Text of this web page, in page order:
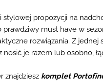
stylowej propozycji na
prawdziwy must have w
rozwiązania. Z jednej
nosić je razem lub osobno,
znajdziesz komplet